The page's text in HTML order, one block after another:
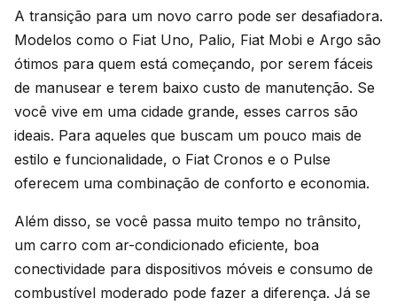
A transição para um novo carro pode ser desafiadora.
Modelos como o Fiat Uno, Palio, Fiat Mobi e Argo são
ótimos para quem está começando, por serem fáceis
de manusear e terem baixo custo de manutenção. Se
você vive em uma cidade grande, esses carros são
ideais. Para aqueles que buscam um pouco mais de
estilo e funcionalidade, o Fiat Cronos e o Pulse
oferecem uma combinação de conforto e economia.
Além disso, se você passa muito tempo no trânsito,
um carro com ar-condicionado eficiente, boa
conectividade para dispositivos móveis e consumo de
combustível moderado pode fazer a diferença. Já se